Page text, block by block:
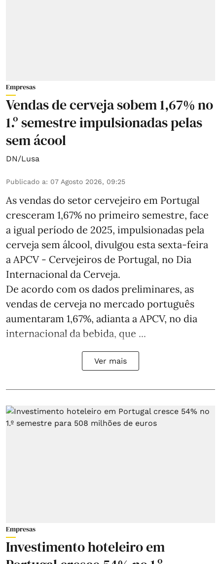
Empresas
Vendas de cerveja sobem 1,67% no
1.º semestre impulsionadas pelas
sem ácool
DN/Lusa
Publicado a: 07 Agosto 2026, 09:25
As vendas do setor cervejeiro em Portugal
cresceram 1,67% no primeiro semestre, face
a igual período de 2025, impulsionadas pela
cerveja sem álcool, divulgou esta sexta-feira
a APCV - Cervejeiros de Portugal, no Dia
Internacional da Cerveja.
De acordo com os dados preliminares, as
vendas de cerveja no mercado português
aumentaram 1,67%, adianta a APCV, no dia
internacional da bebida, que ...
Ver mais
Empresas
Investimento hoteleiro em